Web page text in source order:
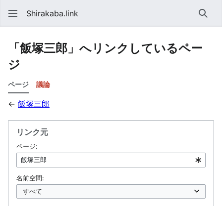
Shirakaba.link 検索
「飯塚三郎」へリンクしているペー
ジ
ページ 議論
← 飯塚三郎
リンク元
ページ:
名前空間: